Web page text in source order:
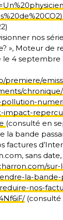
nos
», Moteur de
le 4 septembre
premiere/
chronique/
impact-
(consulté en
la bande
factures
sans date,
la-
nos-
(consulté